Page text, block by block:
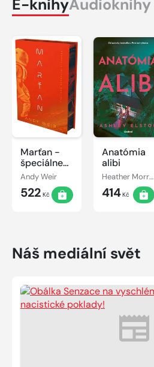
E-knihyAudioknihy
Marťan -
špeciálne
vydanie
Andy Weir
522 Kč
Anatómia
alibi
Heather Morrisová
414Kč
Náš mediální svět